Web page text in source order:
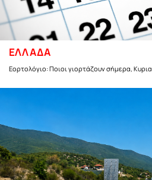
ΕΛΛΑΔΑ
Εορτολόγιο: Ποιοι γιορτάζουν σήμερα,